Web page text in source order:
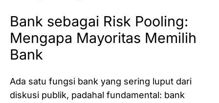
Bank sebagai Risk Pooling:
Mengapa Mayoritas Memilih
Bank
Ada satu fungsi bank yang sering luput dari
diskusi publik, padahal fundamental: bank